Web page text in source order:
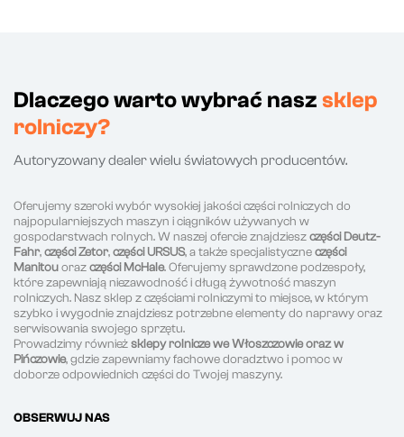
Dlaczego warto wybrać nasz sklep
rolniczy?
Autoryzowany dealer wielu światowych producentów.
Oferujemy szeroki wybór wysokiej jakości części rolniczych do
najpopularniejszych maszyn i ciągników używanych w
gospodarstwach rolnych. W naszej ofercie znajdzieszczęści Deutz-
Fahr,części Zetor,części URSUS, a także specjalistyczneczęści
Manitouorazczęści McHale. Oferujemy sprawdzone podzespoły,
które zapewniają niezawodność i długą żywotność maszyn
rolniczych. Nasz sklep z częściami rolniczymi to miejsce, w którym
szybko i wygodnie znajdziesz potrzebne elementy do naprawy oraz
serwisowania swojego sprzętu.
Prowadzimy równieżsklepy rolnicze we Włoszczowie oraz w
Pińczowie, gdzie zapewniamy fachowe doradztwo i pomoc w
doborze odpowiednich części do Twojej maszyny.
OBSERWUJ NAS